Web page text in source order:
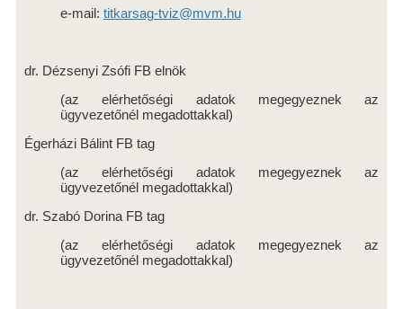
ISMERTETŐ
PIHENŐHÁZAK
NAPKOLLEKTOR RENDSZER
VÍZERŐMŰVEK LÁTOGATÁSA
A TÁRSASÁGRÓL
e-mail: titkarsag-tviz@mvm.hu
dr. Dézsenyi Zsófi FB elnök
(az elérhetőségi adatok megegyeznek az
ügyvezetőnél megadottakkal)
Égerházi Bálint FB tag
(az elérhetőségi adatok megegyeznek az
ügyvezetőnél megadottakkal)
dr. Szabó Dorina FB tag
(az elérhetőségi adatok megegyeznek az
ügyvezetőnél megadottakkal)